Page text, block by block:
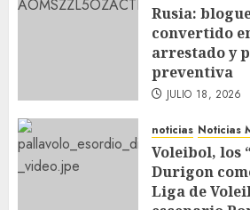
Rusia:
convertido
arrestado y
preventiva
JULIO 18, 2026
noticias Noticias
Voleibol, los
Durigon
Liga de